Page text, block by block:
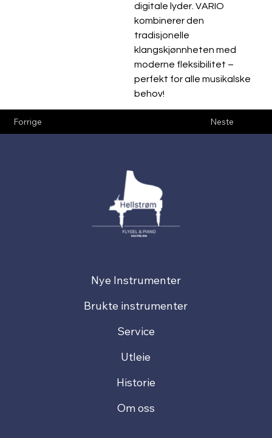
Neste
Forrige
digitale lyder. VARIO
kombinerer den
tradisjonelle
klangskjønnheten med
moderne fleksibilitet –
perfekt for alle musikalske
behov!
Nye Instrumenter
Brukte instrumenter
Service
Utleie
Historie
Om oss